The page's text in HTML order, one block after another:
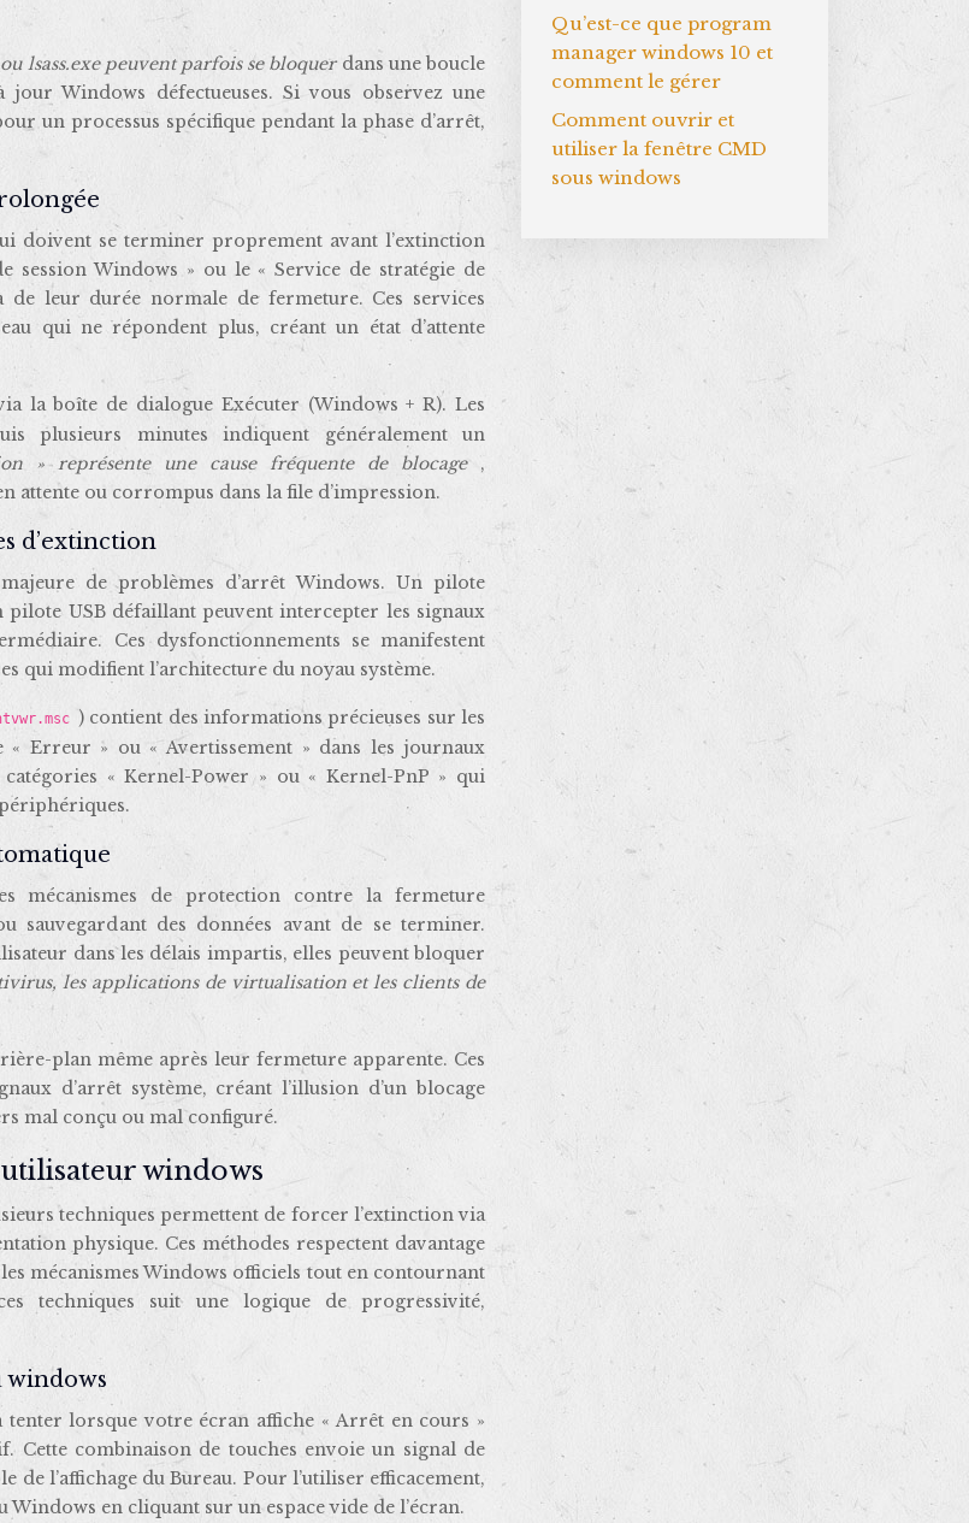
lsass.exe peuvent parfois se bloquer dans une boucle
Windows défectueuses. Si vous observez une
un processus spécifique pendant la phase d’arrêt,
doivent se terminer proprement avant l’extinction
session Windows » ou le « Service de stratégie de
de leur durée normale de fermeture. Ces services
qui ne répondent plus, créant un état d’attente
la boîte de dialogue Exécuter (Windows + R). Les
plusieurs minutes indiquent généralement un
» représente une cause fréquente de blocage ,
attente ou corrompus dans la file d’impression.
d’extinction
de problèmes d’arrêt Windows. Un pilote
USB défaillant peuvent intercepter les signaux
Ces dysfonctionnements se manifestent
qui modifient l’architecture du noyau système.
) contient des informations précieuses sur les
« Erreur » ou « Avertissement » dans les journaux
« Kernel-Power » ou « Kernel-PnP » qui
mécanismes de protection contre la fermeture
sauvegardant des données avant de se terminer.
dans les délais impartis, elles peuvent bloquer
les applications de virtualisation et les clients de
plan même après leur fermeture apparente. Ces
d’arrêt système, créant l’illusion d’un blocage
mal conçu ou mal configuré.
windows
techniques permettent de forcer l’extinction via
physique. Ces méthodes respectent davantage
mécanismes Windows officiels tout en contournant
techniques suit une logique de progressivité,
windows
lorsque votre écran affiche « Arrêt en cours »
Cette combinaison de touches envoie un signal de
l’affichage du Bureau. Pour l’utiliser efficacement,
en cliquant sur un espace vide de l’écran.
Qu’est-ce que program
manager windows 10 et
comment le gérer
Comment ouvrir et
utiliser la fenêtre CMD
sous windows